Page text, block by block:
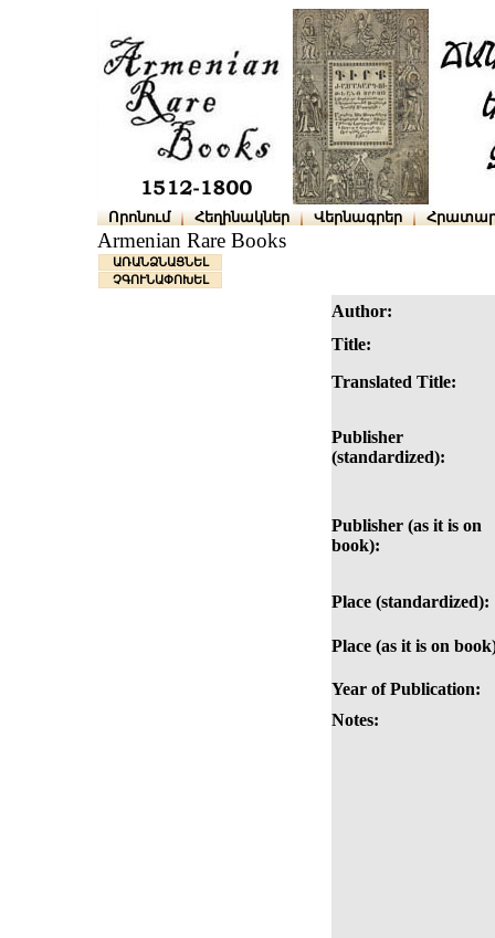
Որոնում Հեղինակներ Վերնագրեր
Armenian Rare Books
ԱՌԱՆՁՆԱՑՆԵԼ
ՉԳՈՒՆԱՓՈԽԵԼ
Author:
Title:
Translated Title:
Publisher
(standardized):
Publisher (as it is on
book):
Place (standardized):
Place (as it is on
Year of Publication:
Notes: